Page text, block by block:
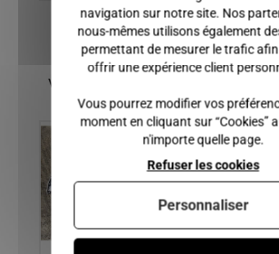
Vous pourriez également être
navigation sur notre site. Nos
nous-mêmes utilisons également
permettant de mesurer le trafic
offrir une expérience client
Vous pourrez modifier vos
moment en cliquant sur “Cookies”
n'importe quelle page.
Refuser les cookies
Personnaliser